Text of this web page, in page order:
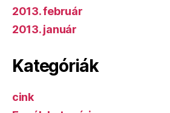
2013. február
2013. január
Kategóriák
cink